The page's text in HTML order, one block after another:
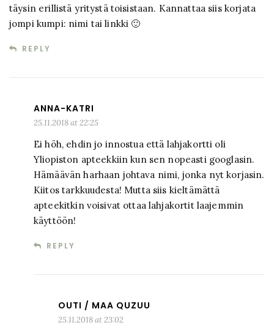
täysin erillistä yritystä toisistaan. Kannattaa siis korjata
jompi kumpi: nimi tai linkki 🙂
REPLY
ANNA-KATRI
25.11.2018 at 22:25
Ei höh, ehdin jo innostua että lahjakortti oli
Yliopiston apteekkiin kun sen nopeasti googlasin.
Hämäävän harhaan johtava nimi, jonka nyt korjasin.
Kiitos tarkkuudesta! Mutta siis kieltämättä
apteekitkin voisivat ottaa lahjakortit laajemmin
käyttöön!
REPLY
OUTI / MAA QUZUU
25.11.2018 at 23:02